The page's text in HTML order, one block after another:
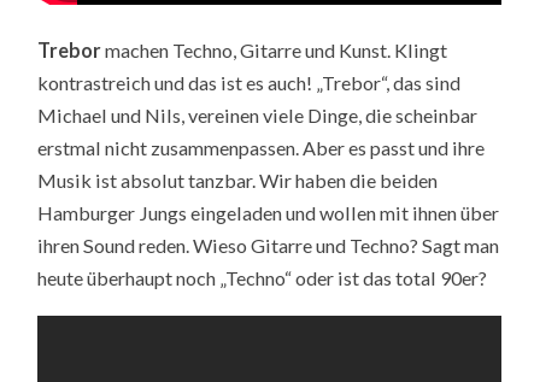
Trebormachen Techno, Gitarre und Kunst. Klingt
kontrastreich und das ist es auch! „Trebor“, das sind
Michael und Nils, vereinen viele Dinge, die scheinbar
erstmal nicht zusammenpassen. Aber es passt und ihre
Musik ist absolut tanzbar. Wir haben die beiden
Hamburger Jungs eingeladen und wollen mit ihnen über
ihren Sound reden. Wieso Gitarre und Techno? Sagt man
heute überhaupt noch „Techno“ oder ist das total 90er?